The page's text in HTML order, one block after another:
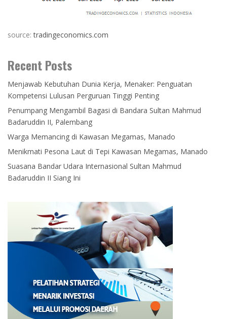
source:tradingeconomics.com
Recent Posts
Menjawab Kebutuhan Dunia Kerja, Menaker: Penguatan
Kompetensi Lulusan Perguruan Tinggi Penting
Penumpang Mengambil Bagasi di Bandara Sultan Mahmud
Badaruddin II, Palembang
Warga Memancing di Kawasan Megamas, Manado
Menikmati Pesona Laut di Tepi Kawasan Megamas, Manado
Suasana Bandar Udara Internasional Sultan Mahmud
Badaruddin II Siang Ini